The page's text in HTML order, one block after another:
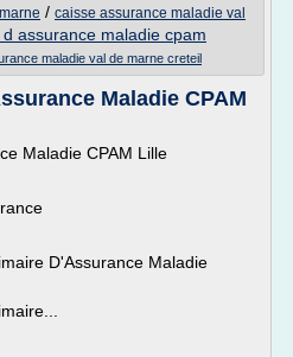
/ caisse assurance maladie val
assurance maladie cpam
maladie val de marne creteil
Maladie CPAM
Maladie CPAM Lille
D'Assurance Maladie